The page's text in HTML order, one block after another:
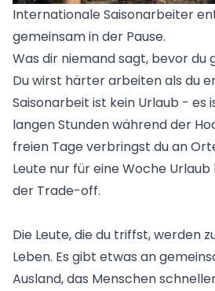
Internationale Saisonarbeiter
gemeinsam in der Pause.
Was dir niemand sagt, bevor du
Du wirst härter arbeiten als du
Saisonarbeit ist kein Urlaub -
langen Stunden während der
freien Tage verbringst du an
Leute nur für eine Woche Urlaub
der Trade-off.
Die Leute, die du triffst, werden
Leben. Es gibt etwas an
Ausland, das Menschen